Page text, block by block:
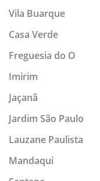
Vila Buarque
Casa Verde
Freguesia do O
Imirim
Jaçanã
Jardim São Paulo
Lauzane Paulista
Mandaqui